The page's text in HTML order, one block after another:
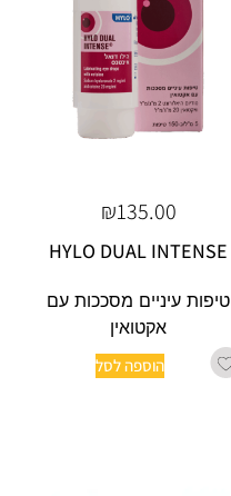
₪135.00
HYLO DUAL INTENSE
טיפות עיניים מסככות עם
אקטואין
הוספה לסל